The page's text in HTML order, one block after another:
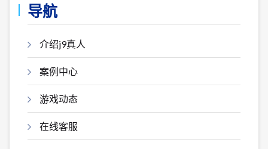
导航
介绍j9真人
案例中心
游戏动态
在线客服